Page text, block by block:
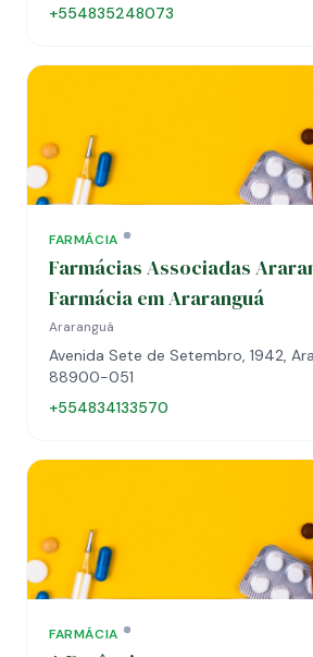
+554835248073
FARMÁCIA
Farmácias Associadas
Farmácia em Araranguá
Araranguá
Avenida Sete de Setembro, 1942,
88900-051
+554834133570
FARMÁCIA